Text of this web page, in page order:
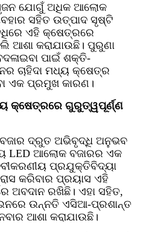
ଯୋଗୁଁ ଅଧିକ ଆଲୋକ
ସହିତ ଉତ୍ପାଦ ସୃଷ୍ଟି
ଏହି କ୍ଷେତ୍ରରେ
କରାଯାଉଛି। ପୁରୁଣା
ପାଇଁ ଶକ୍ତି-
ଚାହିଦା ମଧ୍ୟ କ୍ଷେତ୍ର
ଏକ ପ୍ରମୁଖ କାରଣ।
କ୍ଷେତ୍ରରେ ଗୁରୁତ୍ୱପୂର୍ଣ୍ଣ
ଦ୍ରୁତ ଅଭିବୃଦ୍ଧି ଅନୁଭବ
LED ଆଲୋକ ବଜାରର ଏକ
ପ୍ରଯୁକ୍ତିବିଦ୍ୟା
କରିବାର ପ୍ରୟାସ ଏହି
ଅବଦାନ ରଖିଛି। ଏହା ସହିତ,
ଉନ୍ନତି ଏସିଆ-ପ୍ରଶାନ୍ତ
ଆଶା କରାଯାଉଛି।